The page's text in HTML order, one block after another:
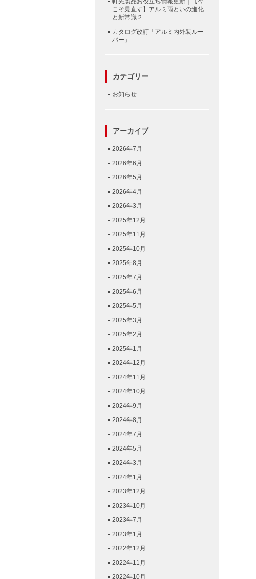
こそ見直す】アルミ雨といの進化
と新常識２
カタログ改訂「アルミ内外装ルー
バー」
カテゴリー
お知らせ
アーカイブ
2026年7月
2026年6月
2026年5月
2026年4月
2026年3月
2025年12月
2025年11月
2025年10月
2025年8月
2025年7月
2025年6月
2025年5月
2025年3月
2025年2月
2025年1月
2024年12月
2024年11月
2024年10月
2024年9月
2024年8月
2024年7月
2024年5月
2024年3月
2024年1月
2023年12月
2023年10月
2023年7月
2023年1月
2022年12月
2022年11月
2022年10月